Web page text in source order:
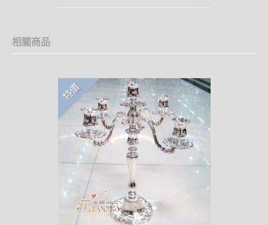
相關商品
特價